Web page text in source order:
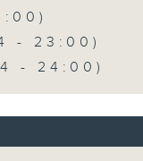
- 23:00)
- 24:00)